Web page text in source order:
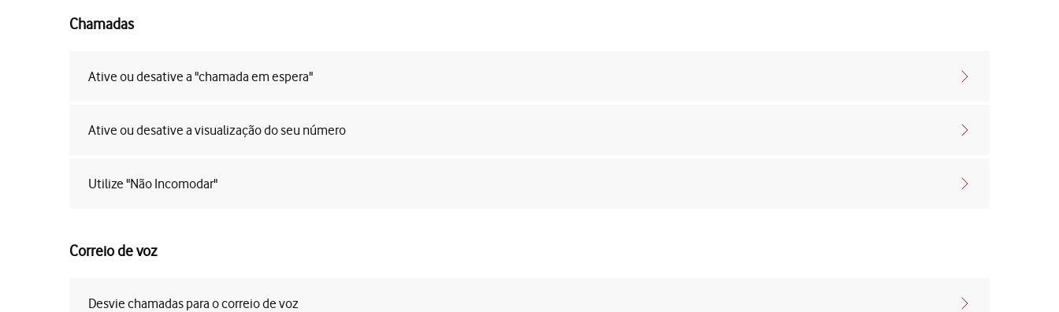
Chamadas
Ative ou desative a "chamada em espera"
Ative ou desative a visualização do seu número
Utilize "Não Incomodar"
Correio de voz
Desvie chamadas para o correio de voz